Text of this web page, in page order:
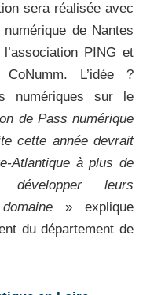
sera réalisée avec
de Nantes
PING et
L’idée ?
numériques sur le
de Pass numérique
cette année devrait
Atlantique à plus de
leurs
» explique
du département de